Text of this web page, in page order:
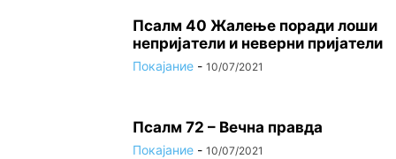
Псалм 40 Жалење поради лоши
непријатели и неверни пријатели
Покајание - 10/07/2021
Псалм 72 – Вечна правда
Покајание - 10/07/2021